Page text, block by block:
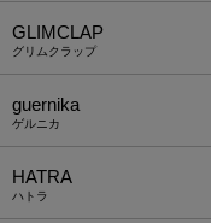
GLIMCLAP
グリムクラップ
guernika
ゲルニカ
HATRA
ハトラ